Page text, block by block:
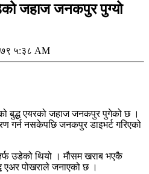
जहाज जनकपुर पुग्यो
५:३८ AM
बुद्ध एयरको जहाज जनकपुर पुगेको छ ।
गर्न नसकेपछि जनकपुर डाइभर्ट गरिएको
उडेको थियो । मौसम खराब भएकै
एअर पोखराले जनाएको छ ।